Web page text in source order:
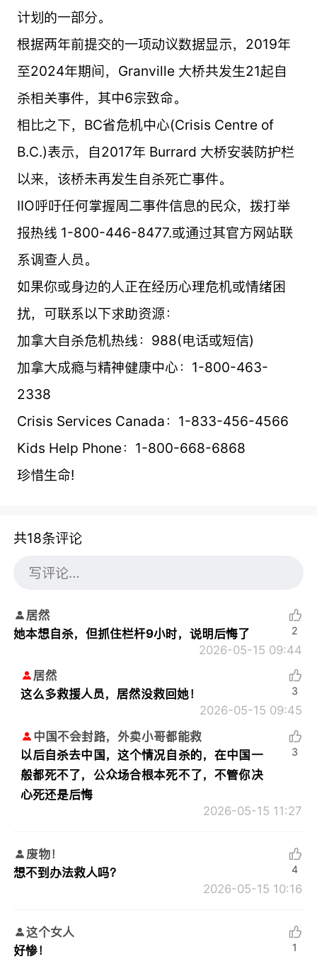
计划的一部分。
根据两年前提交的一项动议数据显示，2019年
至2024年期间，Granville 大桥共发生21起自
杀相关事件，其中6宗致命。
相比之下，BC省危机中心(Crisis Centre of
B.C.)表示，自2017年 Burrard 大桥安装防护栏
以来，该桥未再发生自杀死亡事件。
IIO呼吁任何掌握周二事件信息的民众，拨打举
报热线 1-800-446-8477.或通过其官方网站联
系调查人员。
如果你或身边的人正在经历心理危机或情绪困
扰，可联系以下求助资源：
加拿大自杀危机热线：988(电话或短信)
加拿大成瘾与精神健康中心：1-800-463-
2338
Crisis Services Canada：1-833-456-4566
Kids Help Phone：1-800-668-6868
珍惜生命!
共18条评论
居然
她本想自杀，但抓住栏杆9小时，说明后悔了
2026-05-15 09:44
2
居然
这么多救援人员，居然没救回她！
2026-05-15 09:45
3
中国不会封路，外卖小哥都能救
以后自杀去中国，这个情况自杀的，在中国一
般都死不了，公众场合根本死不了，不管你决
心死还是后悔
2026-05-15 11:27
3
废物！
想不到办法救人吗？
2026-05-15 10:16
4
这个女人
好惨！
1